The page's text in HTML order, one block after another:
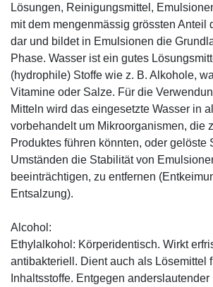
Lösungen, Reinigungsmittel,
mit dem mengenmässig grössten Anteil
dar und bildet in Emulsionen die
Phase. Wasser ist ein gutes
(hydrophile) Stoffe wie z. B. Alkohole,
Vitamine oder Salze. Für die
Mitteln wird das eingesetzte Wasser in
vorbehandelt um Mikroorganismen, die
Produktes führen könnten, oder gelöste
Umständen die Stabilität von
beeinträchtigen, zu entfernen
Entsalzung).
Alcohol:
Ethylalkohol: Körperidentisch. Wirkt
antibakteriell. Dient auch als Lösemittel
Inhaltsstoffe. Entgegen